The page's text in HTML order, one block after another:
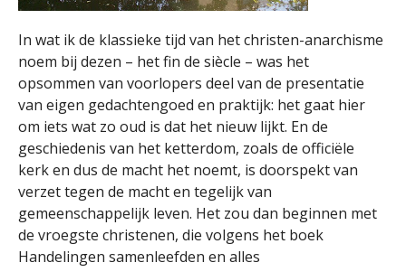
In wat ik de klassieke tijd van het christen-anarchisme
noem bij dezen – het fin de siècle – was het
opsommen van voorlopers deel van de presentatie
van eigen gedachtengoed en praktijk: het gaat hier
om iets wat zo oud is dat het nieuw lijkt. En de
geschiedenis van het ketterdom, zoals de officiële
kerk en dus de macht het noemt, is doorspekt van
verzet tegen de macht en tegelijk van
gemeenschappelijk leven. Het zou dan beginnen met
de vroegste christenen, die volgens het boek
Handelingen samenleefden en alles